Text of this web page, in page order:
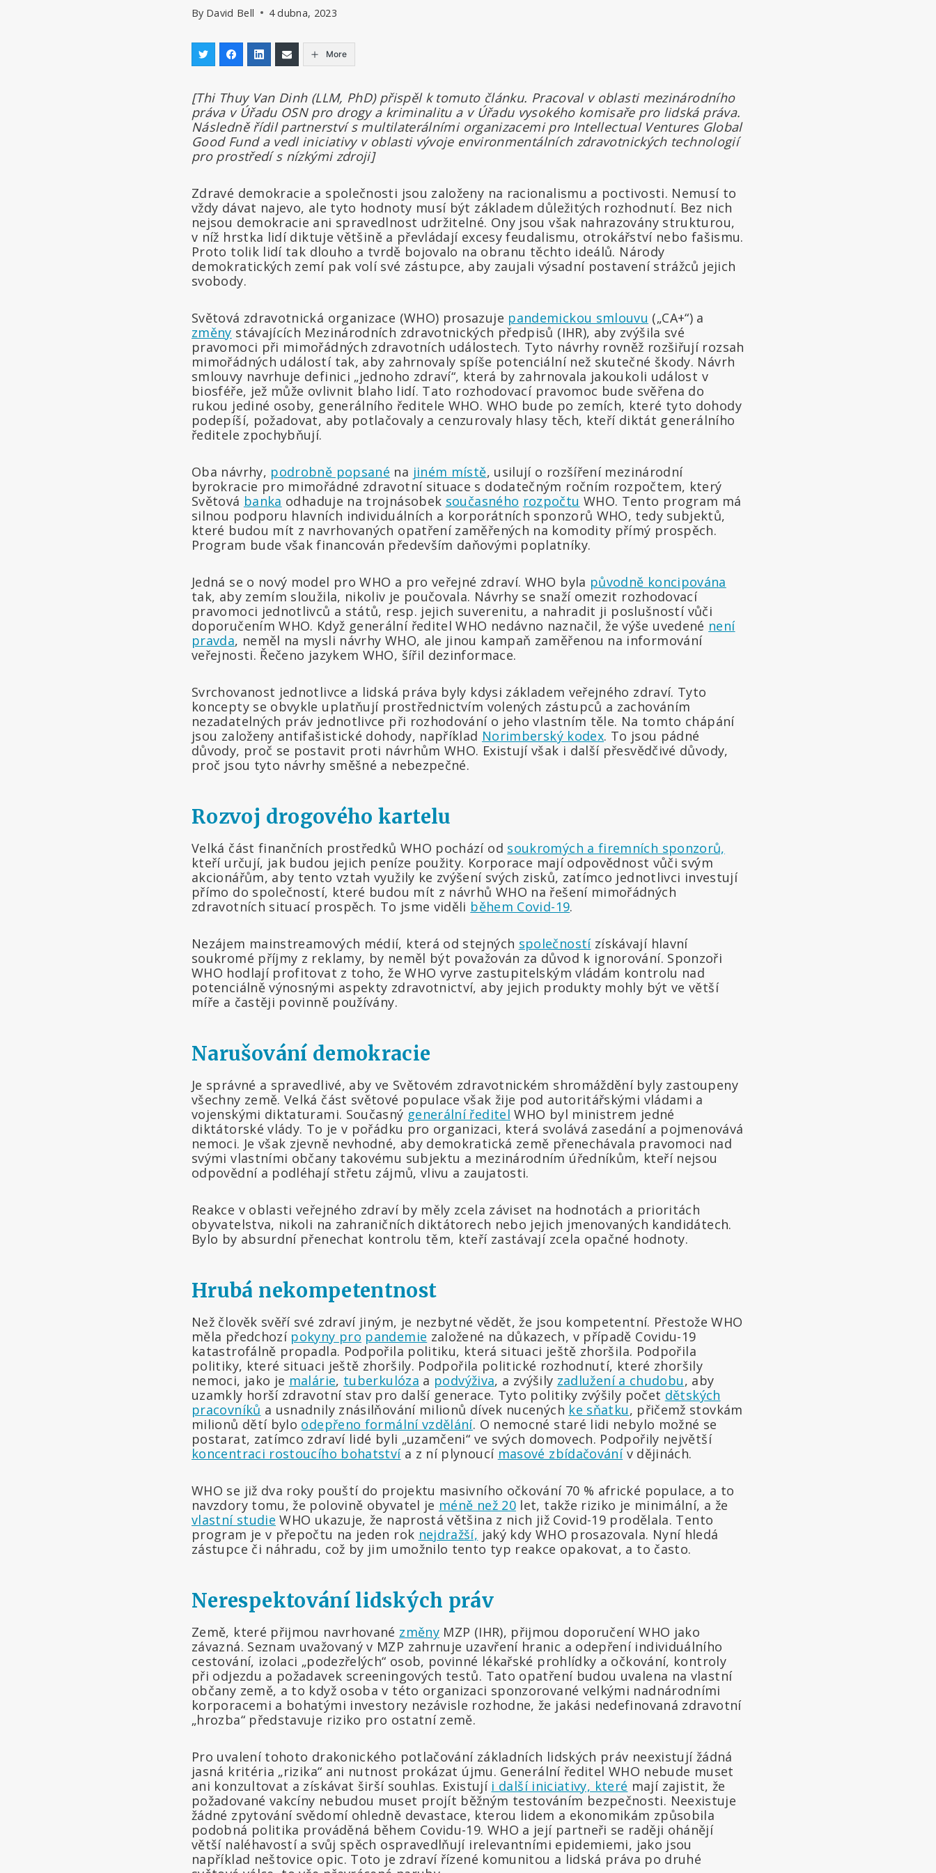
By David Bell 4 dubna, 2023
More
[Thi Thuy Van Dinh (LLM, PhD) přispěl k tomuto článku. Pracoval v oblasti mezinárodního
práva v Úřadu OSN pro drogy a kriminalitu a v Úřadu vysokého komisaře pro lidská práva.
Následně řídil partnerství s multilaterálními organizacemi pro Intellectual Ventures Global
Good Fund a vedl iniciativy v oblasti vývoje environmentálních zdravotnických technologií
pro prostředí s nízkými zdroji]
Zdravé demokracie a společnosti jsou založeny na racionalismu a poctivosti. Nemusí to
vždy dávat najevo, ale tyto hodnoty musí být základem důležitých rozhodnutí. Bez nich
nejsou demokracie ani spravedlnost udržitelné. Ony jsou však nahrazovány strukturou,
v níž hrstka lidí diktuje většině a převládají excesy feudalismu, otrokářství nebo fašismu.
Proto tolik lidí tak dlouho a tvrdě bojovalo na obranu těchto ideálů. Národy
demokratických zemí pak volí své zástupce, aby zaujali výsadní postavení strážců jejich
svobody.
Světová zdravotnická organizace (WHO) prosazuje pandemickou smlouvu („CA+“) a
změny stávajících Mezinárodních zdravotnických předpisů (IHR), aby zvýšila své
pravomoci při mimořádných zdravotních událostech. Tyto návrhy rovněž rozšiřují rozsah
mimořádných událostí tak, aby zahrnovaly spíše potenciální než skutečné škody. Návrh
smlouvy navrhuje definici „jednoho zdraví“, která by zahrnovala jakoukoli událost v
biosféře, jež může ovlivnit blaho lidí. Tato rozhodovací pravomoc bude svěřena do
rukou jediné osoby, generálního ředitele WHO. WHO bude po zemích, které tyto dohody
podepíší, požadovat, aby potlačovaly a cenzurovaly hlasy těch, kteří diktát generálního
ředitele zpochybňují.
Oba návrhy, podrobně popsané na jiném místě, usilují o rozšíření mezinárodní
byrokracie pro mimořádné zdravotní situace s dodatečným ročním rozpočtem, který
Světová banka odhaduje na trojnásobek současného rozpočtu WHO. Tento program má
silnou podporu hlavních individuálních a korporátních sponzorů WHO, tedy subjektů,
které budou mít z navrhovaných opatření zaměřených na komodity přímý prospěch.
Program bude však financován především daňovými poplatníky.
Jedná se o nový model pro WHO a pro veřejné zdraví. WHO byla původně koncipována
tak, aby zemím sloužila, nikoliv je poučovala. Návrhy se snaží omezit rozhodovací
pravomoci jednotlivců a států, resp. jejich suverenitu, a nahradit ji poslušností vůči
doporučením WHO. Když generální ředitel WHO nedávno naznačil, že výše uvedené není
pravda, neměl na mysli návrhy WHO, ale jinou kampaň zaměřenou na informování
veřejnosti. Řečeno jazykem WHO, šířil dezinformace.
Svrchovanost jednotlivce a lidská práva byly kdysi základem veřejného zdraví. Tyto
koncepty se obvykle uplatňují prostřednictvím volených zástupců a zachováním
nezadatelných práv jednotlivce při rozhodování o jeho vlastním těle. Na tomto chápání
jsou založeny antifašistické dohody, například Norimberský kodex. To jsou pádné
důvody, proč se postavit proti návrhům WHO. Existují však i další přesvědčivé důvody,
proč jsou tyto návrhy směšné a nebezpečné.
Rozvoj drogového kartelu
Velká část finančních prostředků WHO pochází od soukromých a firemních sponzorů,
kteří určují, jak budou jejich peníze použity. Korporace mají odpovědnost vůči svým
akcionářům, aby tento vztah využily ke zvýšení svých zisků, zatímco jednotlivci investují
přímo do společností, které budou mít z návrhů WHO na řešení mimořádných
zdravotních situací prospěch. To jsme viděli během Covid-19.
Nezájem mainstreamových médií, která od stejných společnostízískávají hlavní
soukromé příjmy z reklamy, by neměl být považován za důvod k ignorování. Sponzoři
WHO hodlají profitovat z toho, že WHO vyrve zastupitelským vládám kontrolu nad
potenciálně výnosnými aspekty zdravotnictví, aby jejich produkty mohly být ve větší
míře a častěji povinně používány.
Narušování demokracie
Je správné a spravedlivé, aby ve Světovém zdravotnickém shromáždění byly zastoupeny
všechny země. Velká část světové populace však žije pod autoritářskými vládami a
vojenskými diktaturami. Současný generální ředitel WHO byl ministrem jedné
diktátorské vlády. To je v pořádku pro organizaci, která svolává zasedání a pojmenovává
nemoci. Je však zjevně nevhodné, aby demokratická země přenechávala pravomoci nad
svými vlastními občany takovému subjektu a mezinárodním úředníkům, kteří nejsou
odpovědní a podléhají střetu zájmů, vlivu a zaujatosti.
Reakce v oblasti veřejného zdraví by měly zcela záviset na hodnotách a prioritách
obyvatelstva, nikoli na zahraničních diktátorech nebo jejich jmenovaných kandidátech.
Bylo by absurdní přenechat kontrolu těm, kteří zastávají zcela opačné hodnoty.
Hrubá nekompetentnost
Než člověk svěří své zdraví jiným, je nezbytné vědět, že jsou kompetentní. Přestože WHO
měla předchozí pokyny pro pandemie založené na důkazech, v případě Covidu-19
katastrofálně propadla. Podpořila politiku, která situaci ještě zhoršila. Podpořila
politiky, které situaci ještě zhoršily. Podpořila politické rozhodnutí, které zhoršily
nemoci, jako je malárie, tuberkulóza a podvýživa, a zvýšily zadlužení a chudobu, aby
uzamkly horší zdravotní stav pro další generace. Tyto politiky zvýšily počet dětských
pracovníků a usnadnily znásilňování milionů dívek nucených ke sňatku, přičemž stovkám
milionů dětí bylo odepřeno formální vzdělání. O nemocné staré lidi nebylo možné se
postarat, zatímco zdraví lidé byli „uzamčeni“ ve svých domovech. Podpořily největší
koncentraci rostoucího bohatstvía z ní plynoucí masové zbídačovánív dějinách.
WHO se již dva roky pouští do projektu masivního očkování 70 % africké populace, a to
navzdory tomu, že polovině obyvatel je méně než 20 let, takže riziko je minimální, a že
vlastní studie WHO ukazuje, že naprostá většina z nich již Covid-19 prodělala. Tento
program je v přepočtu na jeden rok nejdražší, jaký kdy WHO prosazovala. Nyní hledá
zástupce či náhradu, což by jim umožnilo tento typ reakce opakovat, a to často.
Nerespektování lidských práv
Země, které přijmou navrhované změnyMZP (IHR), přijmou doporučení WHO jako
závazná. Seznam uvažovaný v MZP zahrnuje uzavření hranic a odepření individuálního
cestování, izolaci „podezřelých“ osob, povinné lékařské prohlídky a očkování, kontroly
při odjezdu a požadavek screeningových testů. Tato opatření budou uvalena na vlastní
občany země, a to když osoba v této organizaci sponzorované velkými nadnárodními
korporacemi a bohatými investory nezávisle rozhodne, že jakási nedefinovaná zdravotní
„hrozba“ představuje riziko pro ostatní země.
Pro uvalení tohoto drakonického potlačování základních lidských práv neexistují žádná
jasná kritéria „rizika“ ani nutnost prokázat újmu. Generální ředitel WHO nebude muset
ani konzultovat a získávat širší souhlas. Existují i další iniciativy, které mají zajistit, že
požadované vakcíny nebudou muset projít běžným testováním bezpečnosti. Neexistuje
žádné zpytování svědomí ohledně devastace, kterou lidem a ekonomikám způsobila
podobná politika prováděná během Covidu-19. WHO a její partneři se raději ohánějí
větší naléhavostí a svůj spěch ospravedlňují irelevantními epidemiemi, jako jsou
například neštovice opic. Toto je zdraví řízené komunitou a lidská práva po druhé